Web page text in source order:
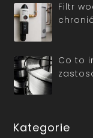
Filtr
Co to
Kategorie